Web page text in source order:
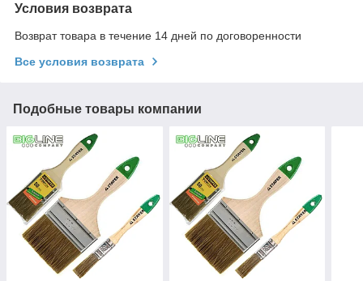
Условия возврата
Возврат товара в течение 14 дней по договоренности
Все условия возврата
Подобные товары компании